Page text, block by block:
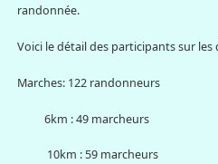
randonnée.
Voici le détail des participants sur
Marches: 122 randonneurs
6km : 49 marcheurs
10km : 59 marcheurs